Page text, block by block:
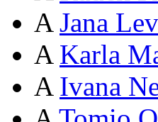
A Jana
A Karla
A Ivana